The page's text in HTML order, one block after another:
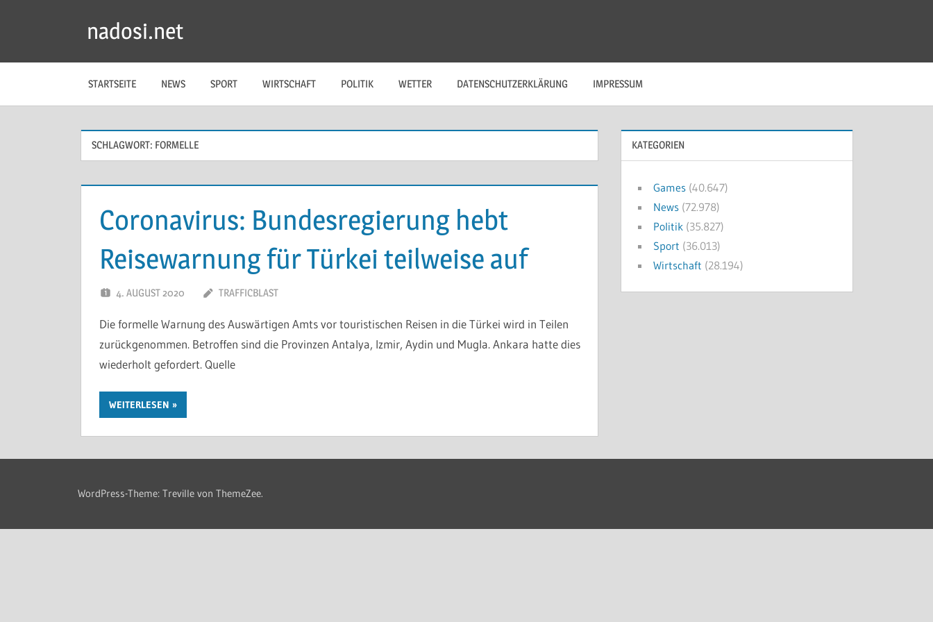
nadosi.net
STARTSEITE NEWS SPORT WIRTSCHAFT POLITIK WETTER DATENSCHUTZERKLÄRUNG IMPRESSUM
SCHLAGWORT: FORMELLE
Coronavirus: Bundesregierung hebt
Reisewarnung für Türkei teilweise auf
4. AUGUST 2020 TRAFFICBLAST
Die formelle Warnung des Auswärtigen Amts vor touristischen Reisen in die Türkei wird in Teilen
zurückgenommen. Betroffen sind die Provinzen Antalya, Izmir, Aydin und Mugla. Ankara hatte dies
wiederholt gefordert. Quelle
WEITERLESEN
KATEGORIEN
Games (40.647)
News (72.978)
Politik (35.827)
Sport (36.013)
Wirtschaft (28.194)
WordPress-Theme: Treville von ThemeZee.